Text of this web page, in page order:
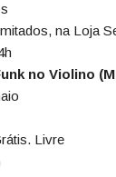
na Loja
no Violino
Livre